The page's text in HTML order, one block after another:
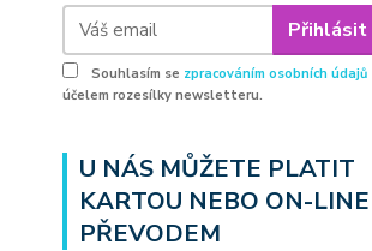
Přihlásit
Souhlasím se zpracováním osobních údajů
účelem rozesílky newsletteru.
U NÁS MŮŽETE PLATIT
KARTOU NEBO ON-LINE
PŘEVODEM